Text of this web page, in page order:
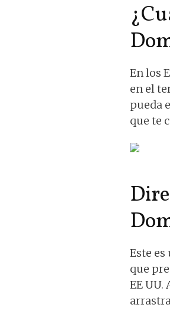
En los
en el
pueda
que te
Este
que
EE